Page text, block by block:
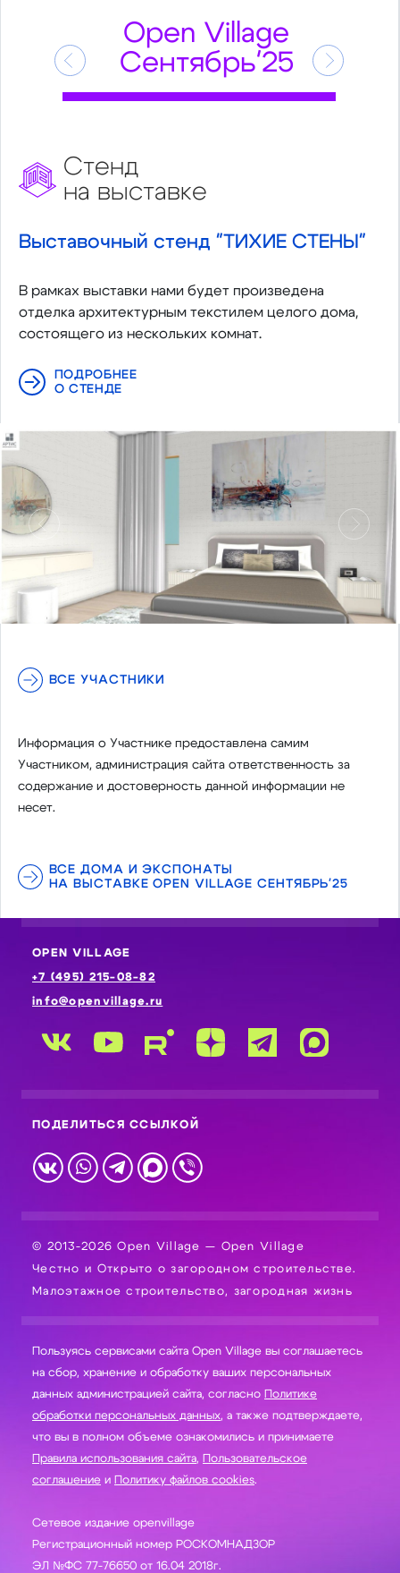
Open Village
Сентябрь'25
Предыдущий
Стенд
на выставке
Выставочный стенд "ТИХИЕ СТЕНЫ"
В рамках выставки нами будет произведена
отделка архитектурным текстилем целого дома,
состоящего из нескольких комнат.
ПОДРОБНЕЕ
О СТЕНДЕ
ВСЕ УЧАСТНИКИ
Информация о Участнике предоставлена самим
Участником, администрация сайта ответственность за
содержание и достоверность данной информации не
несет.
ВСЕ ДОМА И ЭКСПОНАТЫ
НА ВЫСТАВКЕ OPEN VILLAGE СЕНТЯБРЬ'25
OPEN VILLAGE
+7 (495) 215-08-82
info@openvillage.ru
ПОДЕЛИТЬСЯ ССЫЛКОЙ
© 2013-2026 Open Village — Open Village
Честно и Открыто о загородном строительстве.
Малоэтажное строительство, загородная жизнь
Пользуясь сервисами сайта Open Village вы соглашаетесь
на сбор, хранение и обработку ваших персональных
данных администрацией сайта, согласно Политике
обработки персональных данных, а также подтверждаете,
что вы в полном объеме ознакомились и принимаете
Правила использования сайта, Пользовательское
соглашение и Политику файлов cookies.
Сетевое издание openvillage
Регистрационный номер РОСКОМНАДЗОР
ЭЛ №ФС 77-76650 от 16.04 2018г.